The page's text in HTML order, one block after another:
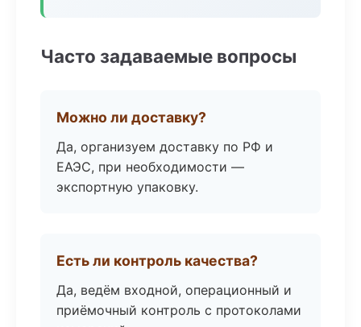
Часто задаваемые вопросы
Можно ли доставку?
Да, организуем доставку по РФ и
ЕАЭС, при необходимости —
экспортную упаковку.
Есть ли контроль качества?
Да, ведём входной, операционный и
приёмочный контроль с протоколами